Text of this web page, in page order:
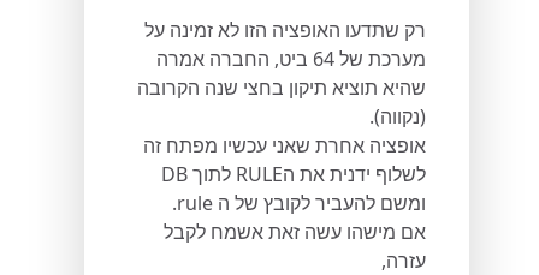
רק שתדעו האופציה הזו לא זמינה על
מערכת של 64 ביט, החברה אמרה
שהיא תוציא תיקון בחצי שנה הקרובה
(נקווה).
אופציה אחרת שאני עכשיו מפתח זה
לשלוף ידנית את הRULE לתוך DB
ומשם להעביר לקובץ של ה rule.
אם מישהו עשה זאת אשמח לקבל
עזרה,